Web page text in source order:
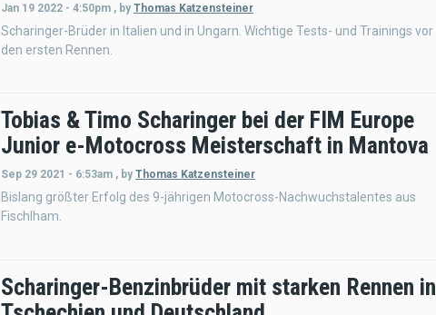
Jan 19 2022 - 4:50pm , by Thomas Katzensteiner
Scharinger-Brüder in Italien und in Ungarn. Wichtige Tests- und Trainings vor
den ersten Rennen.
Tobias & Timo Scharinger bei der FIM Europe
Junior e-Motocross Meisterschaft in Mantova
Sep 29 2021 - 6:53am , by Thomas Katzensteiner
Bislang größter Erfolg des 9-jährigen Motocross-Nachwuchstalentes aus
Fischlham.
Scharinger-Benzinbrüder mit starken Rennen in